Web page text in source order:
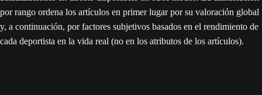
por rango ordena los artículos en primer lugar por su valoración global
y, a continuación, por factores subjetivos basados en el rendimiento de
cada deportista en la vida real (no en los atributos de los artículos).